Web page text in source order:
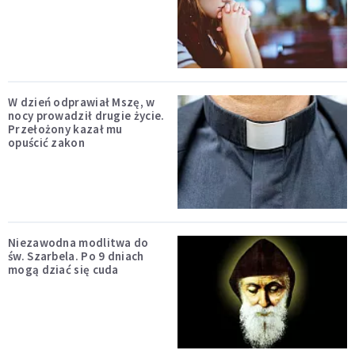
W dzień odprawiał Mszę, w
nocy prowadził drugie życie.
Przełożony kazał mu
opuścić zakon
Niezawodna modlitwa do
św. Szarbela. Po 9 dniach
mogą dziać się cuda